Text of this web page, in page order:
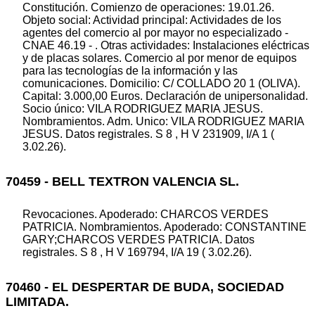
Constitución. Comienzo de operaciones: 19.01.26.
Objeto social: Actividad principal: Actividades de los
agentes del comercio al por mayor no especializado -
CNAE 46.19 - . Otras actividades: Instalaciones eléctricas
y de placas solares. Comercio al por menor de equipos
para las tecnologías de la información y las
comunicaciones. Domicilio: C/ COLLADO 20 1 (OLIVA).
Capital: 3.000,00 Euros. Declaración de unipersonalidad.
Socio único: VILA RODRIGUEZ MARIA JESUS.
Nombramientos. Adm. Unico: VILA RODRIGUEZ MARIA
JESUS. Datos registrales. S 8 , H V 231909, I/A 1 (
3.02.26).
70459 - BELL TEXTRON VALENCIA SL.
Revocaciones. Apoderado: CHARCOS VERDES
PATRICIA. Nombramientos. Apoderado: CONSTANTINE
GARY;CHARCOS VERDES PATRICIA. Datos
registrales. S 8 , H V 169794, I/A 19 ( 3.02.26).
70460 - EL DESPERTAR DE BUDA, SOCIEDAD
LIMITADA.